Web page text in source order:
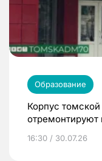
Образование
Корпус
отремонтируют
16:30 / 30.07.26